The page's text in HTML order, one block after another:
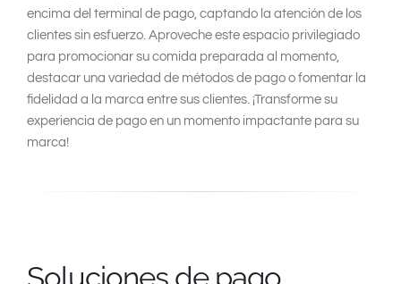
encima del terminal de pago, captando la atención de los
clientes sin esfuerzo. Aproveche este espacio privilegiado
para promocionar su comida preparada al momento,
destacar una variedad de métodos de pago o fomentar la
fidelidad a la marca entre sus clientes. ¡Transforme su
experiencia de pago en un momento impactante para su
marca!
Soluciones de pago